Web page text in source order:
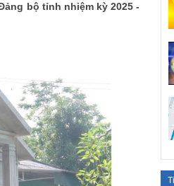
bộ tỉnh nhiệm kỳ 2025 -